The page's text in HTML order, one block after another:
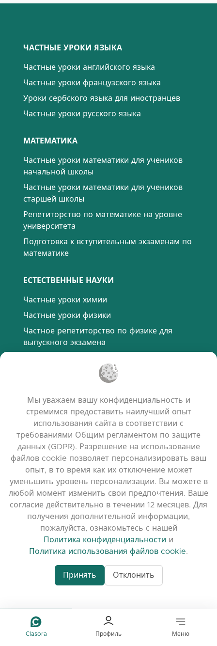
Clasora Профиль Меню
ЧАСТНЫЕ УРОКИ ЯЗЫКА
Частные уроки английского языка
Частные уроки французского языка
Уроки сербского языка для иностранцев
Частные уроки русского языка
МАТЕМАТИКА
Частные уроки математики для учеников
начальной школы
Частные уроки математики для учеников
старшей школы
Репетиторство по математике на уровне
университета
Подготовка к вступительным экзаменам по
математике
ЕСТЕСТВЕННЫЕ НАУКИ
Частные уроки химии
Частные уроки физики
Частное репетиторство по физике для
выпускного экзамена
ПОДГОТОВКА К ЭКЗАМЕНАМ И ТЕСТАМ
Подготовка к экзамену TOEFL
Подготовка к экзамену IELTS
Подготовка к экзамену DELF
МУЗЫКАЛЬНЫЕ ИНСТРУМЕНТЫ
Частные уроки фортепиано
Онлайн уроки музыки
ПРОГРАММИРОВАНИЕ И ИТ
Программирование на Java для студентов
университета
Уроки по Matlab
Русский
Srpski
Мы уважаем вашу конфиденциальность и
стремимся предоставить наилучший опыт
использования сайта в соответствии с
требованиями Общим регламентом по защите
данных (GDPR). Разрешение на использование
файлов cookie позволяет персонализировать ваш
опыт, в то время как их отключение может
уменьшить уровень персонализации. Вы можете в
любой момент изменить свои предпочтения. Ваше
согласие действительно в течении 12 месяцев. Для
получения дополнительной информации,
пожалуйста, ознакомьтесь с нашей
Политика конфиденциальности и
Политика использования файлов cookie.
Принять Отклонить